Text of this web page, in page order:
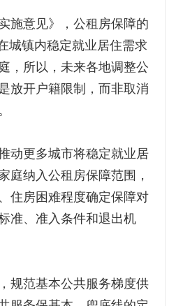
施意见》，公租房保障的
城镇内稳定就业居住需求
，所以，未来各地调整公
放开户籍限制，而非取消
动更多城市将稳定就业居
庭纳入公租房保障范围，
住房困难程度确定保障对
准、准入条件和退出机
规范基本公共服务梯度供